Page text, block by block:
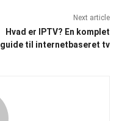
Next article
Hvad er IPTV? En komplet
guide til internetbaseret tv